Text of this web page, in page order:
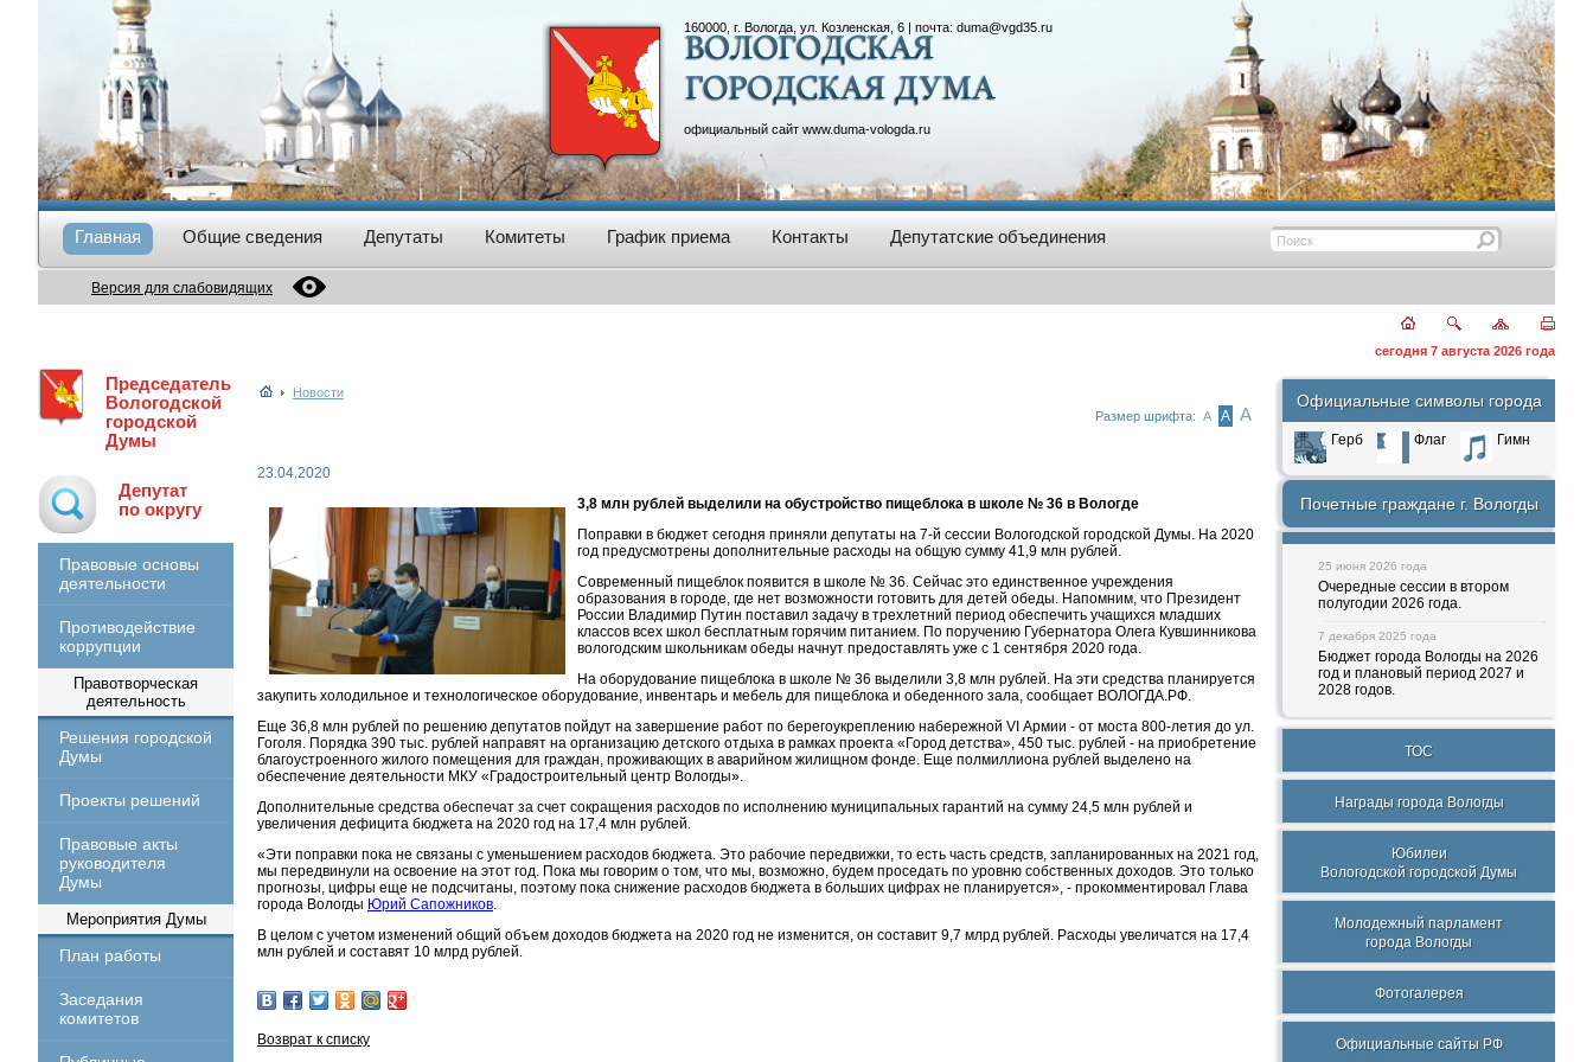
160000, г. Вологда, ул. Козленская, 6 | почта: duma@vgd35.ru
официальный сайт www.duma-vologda.ru
Главная Общие сведения Депутаты Комитеты График приема Контакты Депутатские объединения
Версия для слабовидящих
сегодня 7 августа 2026 года
Председатель
Вологодской
городской
Думы
Депутат
по округу
Правовые основы
деятельности
Противодействие
коррупции
Правотворческая
деятельность
Решения городской
Думы
Проекты решений
Правовые акты
руководителя
Думы
Мероприятия Думы
План работы
Заседания
комитетов
Новости
Размер шрифта: А А А
23.04.2020
3,8 млн рублей выделили на обустройство пищеблока в школе № 36 в Вологде
Поправки в бюджет сегодня приняли депутаты на 7-й сессии Вологодской городской Думы. На 2020
год предусмотрены дополнительные расходы на общую сумму 41,9 млн рублей.
Современный пищеблок появится в школе № 36. Сейчас это единственное учреждения
образования в городе, где нет возможности готовить для детей обеды. Напомним, что Президент
России Владимир Путин поставил задачу в трехлетний период обеспечить учащихся младших
классов всех школ бесплатным горячим питанием. По поручению Губернатора Олега Кувшинникова
вологодским школьникам обеды начнут предоставлять уже с 1 сентября 2020 года.
На оборудование пищеблока в школе № 36 выделили 3,8 млн рублей. На эти средства планируется
закупить холодильное и технологическое оборудование, инвентарь и мебель для пищеблока и обеденного зала, сообщает ВОЛОГДА.РФ.
Еще 36,8 млн рублей по решению депутатов пойдут на завершение работ по берегоукреплению набережной VI Армии - от моста 800-летия до ул.
Гоголя. Порядка 390 тыс. рублей направят на организацию детского отдыха в рамках проекта «Город детства», 450 тыс. рублей - на приобретение
благоустроенного жилого помещения для граждан, проживающих в аварийном жилищном фонде. Еще полмиллиона рублей выделено на
обеспечение деятельности МКУ «Градостроительный центр Вологды».
Дополнительные средства обеспечат за счет сокращения расходов по исполнению муниципальных гарантий на сумму 24,5 млн рублей и
увеличения дефицита бюджета на 2020 год на 17,4 млн рублей.
«Эти поправки пока не связаны с уменьшением расходов бюджета. Это рабочие передвижки, то есть часть средств, запланированных на 2021 год,
мы передвинули на освоение на этот год. Пока мы говорим о том, что мы, возможно, будем проседать по уровню собственных доходов. Это только
прогнозы, цифры еще не подсчитаны, поэтому пока снижение расходов бюджета в больших цифрах не планируется», - прокомментировал Глава
города Вологды Юрий Сапожников.
В целом с учетом изменений общий объем доходов бюджета на 2020 год не изменится, он составит 9,7 млрд рублей. Расходы увеличатся на 17,4
млн рублей и составят 10 млрд рублей.
Возврат к списку
Официальные символы города
Герб Флаг Гимн
Почетные граждане г. Вологды
25 июня 2026 года
Очередные сессии в втором
полугодии 2026 года.
7 декабря 2025 года
Бюджет города Вологды на 2026
год и плановый период 2027 и
2028 годов.
ТОС
Награды города Вологды
Юбилеи
Вологодской городской Думы
Молодежный парламент
города Вологды
Фотогалерея
Официальные сайты РФ